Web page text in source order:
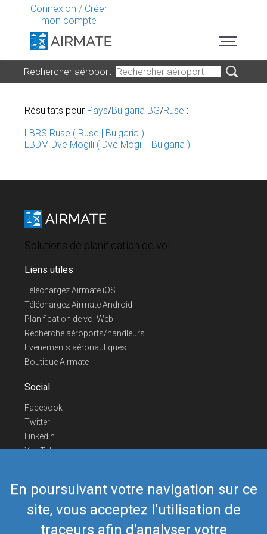
Connexion / Créer
mon compte
En poursuivant votre navigation sur ce
site, vous acceptez l’utilisation de
traceurs afin d'analyser votre
Rechercher aéroport
Résultats pour Pays/Bulgaria BG/Ruse :
LBRS Ruse ( Ruse | Bulgaria )
LBDM Dve Mogili ( Dve Mogili | Bulgaria )
Solutions de planification de vol
Liens utiles
Téléchargez Airmate iOS
Téléchargez Airmate Android
Planification de vol Web
Recherche aéroports/handleurs
Evénements aéronautiques
Boutique Airmate
Social
Facebook
Twitter
Linkedin
YouTube
Nous contacter
Téléphone Europe+352 26441835
Téléphone US/Canada418-592-8862